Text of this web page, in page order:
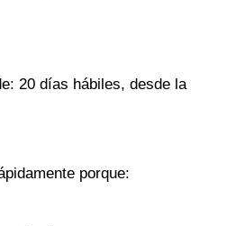
20 días hábiles, desde la
porque: